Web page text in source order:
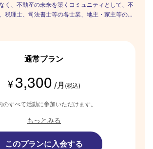
く、不動産の未来を築くコミュニティとして、不
税理士、司法書士等の各士業、地主・家主等のオ
、知識や経験を共有して情報交換ができる場所を
通常プラン
¥ 3,300 /月 (税込)
のすべて活動に参加いただけます。
もっとみる
このプランに入会する